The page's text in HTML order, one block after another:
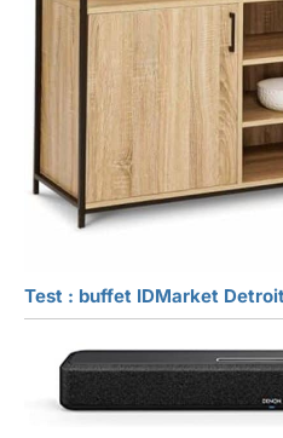
Test : buffet IDMarket